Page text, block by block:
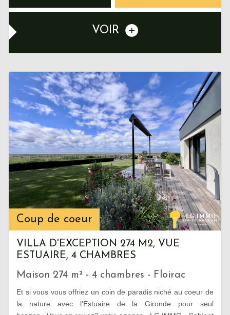
VOIR
Coup de coeur
VILLA D'EXCEPTION 274 M2, VUE
ESTUAIRE, 4 CHAMBRES
Maison 274 m² - 4 chambres - Floirac
Et si vous vous offriez un coin de paradis niché au coeur de
la nature avec l'Estuaire de la Gironde pour seul